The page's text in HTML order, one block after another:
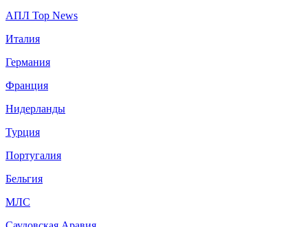
АПЛ Top News
Италия
Германия
Франция
Нидерланды
Турция
Португалия
Бельгия
МЛС